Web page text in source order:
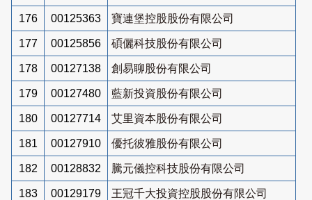
176 00125363 寶連堡控股股份有限公司
177 00125856 碩儷科技股份有限公司
178 00127138 創易聊股份有限公司
179 00127480 藍新投資股份有限公司
180 00127714 艾里資本股份有限公司
181 00127910 優托彼雅股份有限公司
182 00128832 騰元儀控科技股份有限公司
183 00129179 王冠千大投資控股股份有限公司